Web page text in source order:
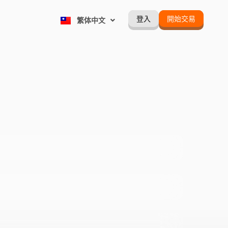
繁体中文
Português 登入 開始交易